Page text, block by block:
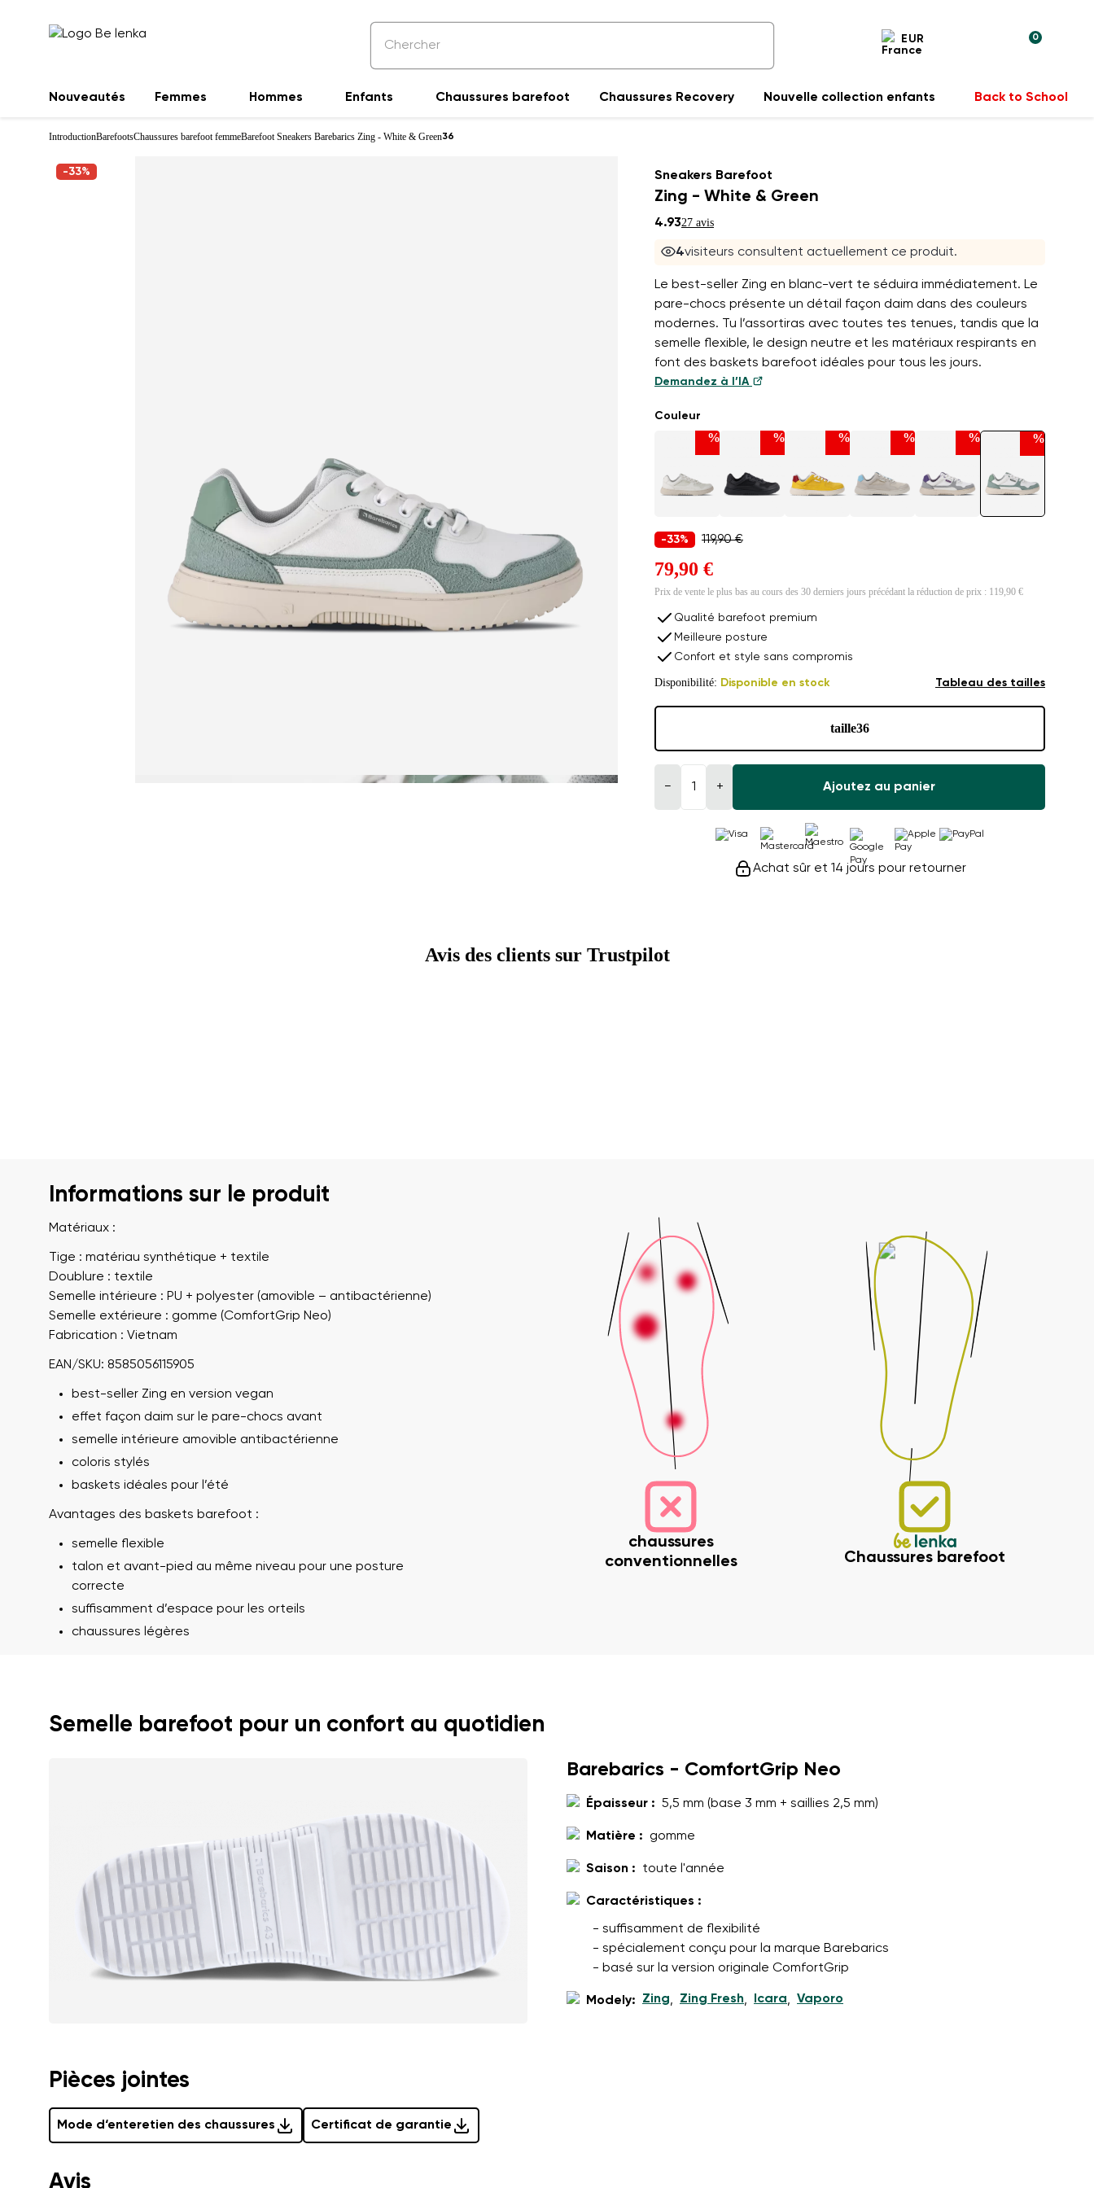
EUR 0
Nouveautés Femmes Hommes Enfants Chaussures barefoot Chaussures Recovery Nouvelle collection enfants Back to School
Changer de région
Choisissez la langue
IntroductionBarefootsChaussures barefoot femmeBarefoot Sneakers Barebarics Zing - White & Green36
-33% Sneakers Barefoot
Zing - White & Green
4.9327 avis
4visiteurs consultent actuellement ce produit.
Le best-seller Zing en blanc-vert te séduira immédiatement. Le
pare-chocs présente un détail façon daim dans des couleurs
modernes. Tu l’assortiras avec toutes tes tenues, tandis que la
semelle flexible, le design neutre et les matériaux respirants en
font des baskets barefoot idéales pour tous les jours.
Demandez à l’IA
Couleur
% % % % % %
-33% 119,90 €
79,90 €
Prix de vente le plus bas au cours des 30 derniers jours précédant la réduction de prix : 119,90 €
Qualité barefoot premium
Meilleure posture
Confort et style sans compromis
Disponibilité: Disponible en stock Tableau des tailles
taille36
− + Ajoutez au panier
Achat sûr et 14 jours pour retourner
Avis des clients sur Trustpilot
Informations sur le produit
Matériaux :
Tige : matériau synthétique + textile
Doublure : textile
Semelle intérieure : PU + polyester (amovible – antibactérienne)
Semelle extérieure : gomme (ComfortGrip Neo)
Fabrication : Vietnam
EAN/SKU: 8585056115905
best-seller Zing en version vegan
effet façon daim sur le pare-chocs avant
semelle intérieure amovible antibactérienne
coloris stylés
baskets idéales pour l’été
Avantages des baskets barefoot :
semelle flexible
talon et avant-pied au même niveau pour une posture
correcte
suffisamment d’espace pour les orteils
chaussures légères
chaussures
conventionnelles
Chaussures barefoot
Semelle barefoot pour un confort au quotidien
Barebarics - ComfortGrip Neo
Épaisseur : 5,5 mm (base 3 mm + saillies 2,5 mm)
Matière : gomme
Saison : toute l'année
Caractéristiques :
- suffisamment de flexibilité
- spécialement conçu pour la marque Barebarics
- basé sur la version originale ComfortGrip
Modely: Zing, Zing Fresh, Icara, Vaporo
Pièces jointes
Mode d‘enteretien des chaussures Certificat de garantie
Variante
J'accepte qu'on traite mes coordonnées saisies dans les termes ces conditions
Avis
Commentaire écrit
Évaluation
J'accepte qu'on traite mes coordonnées saisies dans les termesces conditions et leur publication